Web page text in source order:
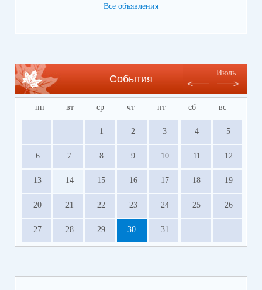
Все объявления
События
Июль
пн вт ср чт пт сб вс
1 2 3 4 5
6 7 8 9 10 11 12
13 14 15 16 17 18 19
20 21 22 23 24 25 26
27 28 29 30 31